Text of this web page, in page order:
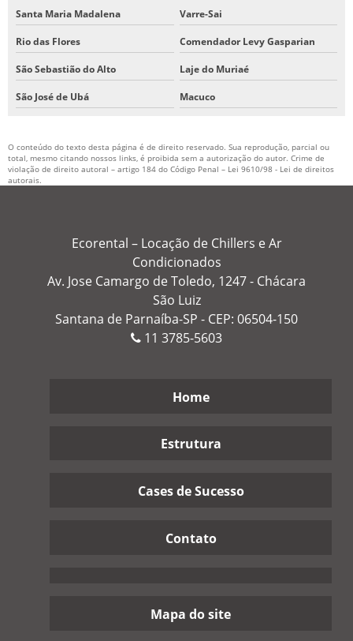
Santa Maria Madalena Varre-Sai
Rio das Flores Comendador Levy Gasparian
São Sebastião do Alto Laje do Muriaé
São José de Ubá Macuco
O conteúdo do texto desta página é de direito reservado. Sua reprodução, parcial ou
total, mesmo citando nossos links, é proibida sem a autorização do autor. Crime de
violação de direito autoral – artigo 184 do Código Penal – Lei 9610/98 - Lei de direitos
autorais.
Ecorental – Locação de Chillers e Ar
Condicionados
Av. Jose Camargo de Toledo, 1247 - Chácara
São Luiz
Santana de Parnaíba-SP - CEP: 06504-150
11 3785-5603
Home
Estrutura
Cases de Sucesso
Contato
Mapa do site